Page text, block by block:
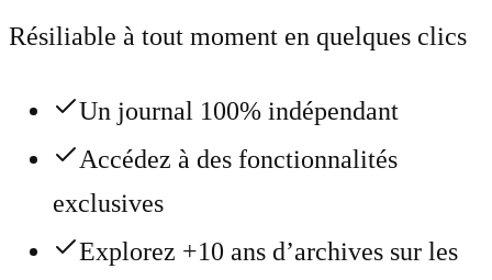
Résiliable à tout moment en quelques clics
Un journal 100% indépendant
Accédez à des fonctionnalités
exclusives
Explorez +10 ans d’archives sur les